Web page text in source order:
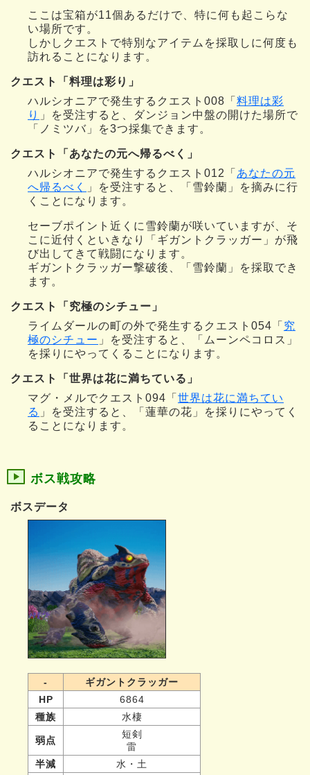
ここは宝箱が11個あるだけで、特に何も起こらな
い場所です。
しかしクエストで特別なアイテムを採取しに何度も
訪れることになります。
クエスト「料理は彩り」
ハルシオニアで発生するクエスト008「 料理は彩
り
」を受注すると、ダンジョン中盤の開けた場所で
「ノミツバ」を3つ採集できます。
クエスト「あなたの元へ帰るべく」
ハルシオニアで発生するクエスト012「 あなたの元
へ帰るべく
」を受注すると、「雪鈴蘭」を摘みに行
くことになります。
セーブポイント近くに雪鈴蘭が咲いていますが、そ
こに近付くといきなり「ギガントクラッガー」が飛
び出してきて戦闘になります。
ギガントクラッガー撃破後、「雪鈴蘭」を採取でき
ます。
クエスト「究極のシチュー」
ライムダールの町の外で発生するクエスト054「 究
極のシチュー 」を受注すると、「ムーンペコロス」
を採りにやってくることになります。
クエスト「世界は花に満ちている」
マグ・メルでクエスト094「 世界は花に満ちてい
る 」を受注すると、「蓮華の花」を採りにやってく
ることになります。
ボス戦攻略
ボスデータ
-
ギガントクラッガー
HP
6864
種族
水棲
弱点
短剣
雷
半減
水・土